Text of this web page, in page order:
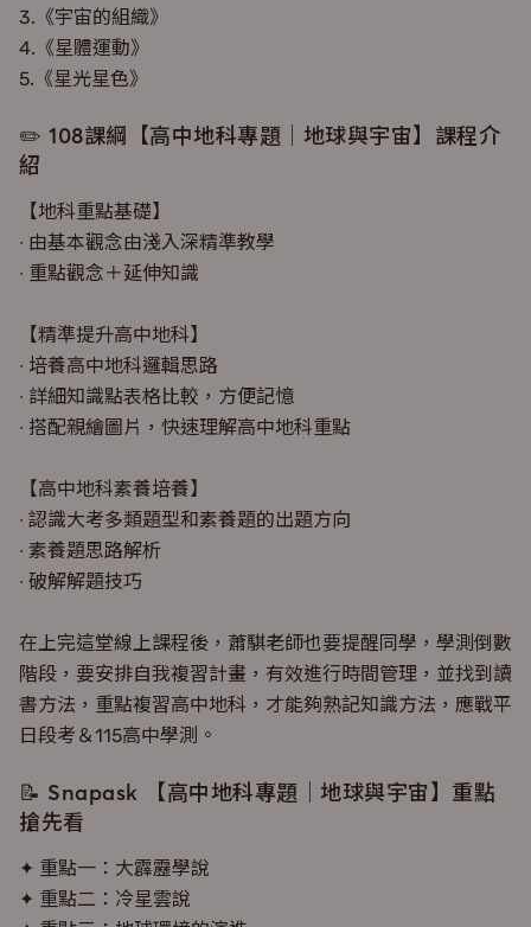
3.《宇宙的組織》
4.《星體運動》
5.《星光星色》
✏️ 108課綱【高中地科專題｜地球與宇宙】課程介
紹
【地科重點基礎】
∙ 由基本觀念由淺入深精準教學
∙ 重點觀念＋延伸知識
【精準提升高中地科】
∙ 培養高中地科邏輯思路
∙ 詳細知識點表格比較，方便記憶
∙ 搭配親繪圖片，快速理解高中地科重點
【高中地科素養培養】
∙ 認識大考多類題型和素養題的出題方向
∙ 素養題思路解析
∙ 破解解題技巧
在上完這堂線上課程後，蕭騏老師也要提醒同學，學測倒數
階段，要安排自我複習計畫，有效進行時間管理，並找到讀
書方法，重點複習高中地科，才能夠熟記知識方法，應戰平
日段考＆115高中學測。
📝 Snapask 【高中地科專題｜地球與宇宙】重點
搶先看
✦ 重點一：大霹靂學說
✦ 重點二：冷星雲說